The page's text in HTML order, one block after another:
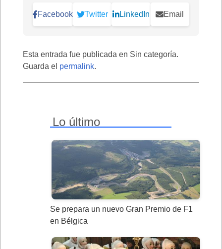
Facebook Twitter LinkedIn Email
Esta entrada fue publicada en Sin categoría.
Guarda el permalink.
Lo último
Se prepara un nuevo Gran Premio de F1
en Bélgica